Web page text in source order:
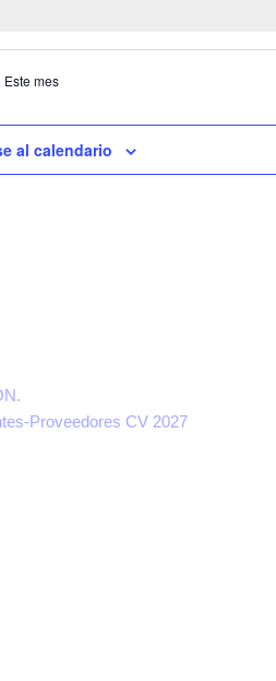
Este mes
al calendario
Proveedores CV 2027